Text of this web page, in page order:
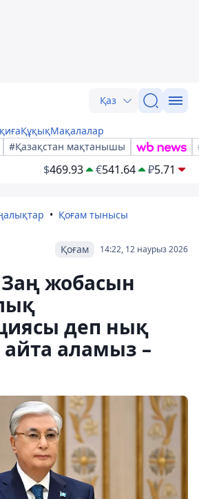
Қаз
ҚұқықМақалалар
#Қазақстан мақтанышы
$469.93 €541.64 ₽5.71
Қоғам тынысы
14:22, 12 наурыз 2026
Қоғам
жобасын
деп нық
аламыз –